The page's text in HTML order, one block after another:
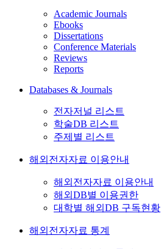
Academic Journals
Ebooks
Dissertations
Conference Materials
Reviews
Reports
Databases & Journals
전자저널 리스트
학술DB 리스트
주제별 리스트
해외전자자료 이용안내
해외전자자료 이용안내
해외DB별 이용권한
대학별 해외DB 구독현황
해외전자자료 통계